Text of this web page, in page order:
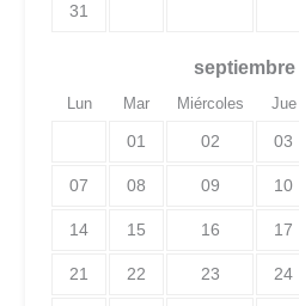
31
septiembre
Lun Mar Miércoles Jue
01 02 03
07 08 09 10
14 15 16 17
21 22 23 24